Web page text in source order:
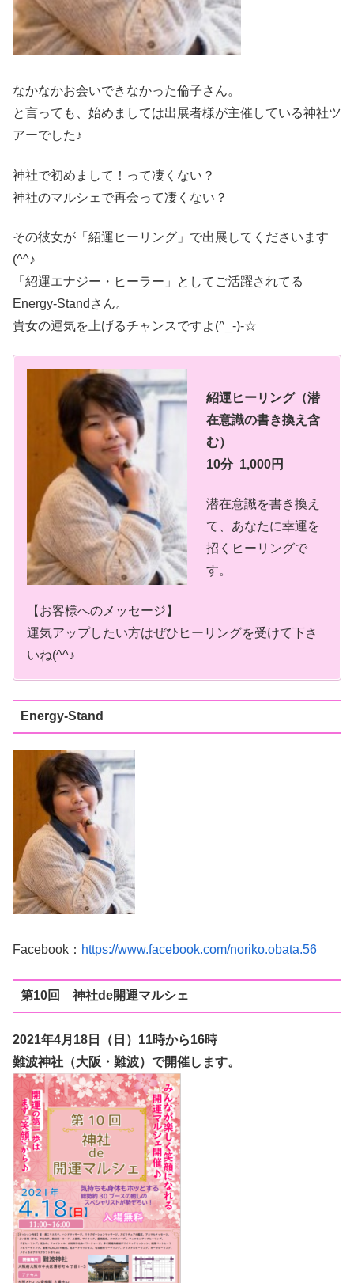
なかなかお会いできなかった倫子さん。
と言っても、始めましては出展者様が主催している神社ツ
アーでした♪
神社で初めまして！って凄くない？
神社のマルシェで再会って凄くない？
その彼女が「紹運ヒーリング」で出展してくださいます
(^^♪
「紹運エナジー・ヒーラー」としてご活躍されてる
Energy-Standさん。
貴女の運気を上げるチャンスですよ(^_-)-☆
紹運ヒーリング（潜
在意識の書き換え含
む）
10分 1,000円
潜在意識を書き換え
て、あなたに幸運を
招くヒーリングで
す。
【お客様へのメッセージ】
運気アップしたい方はぜひヒーリングを受けて下さ
いね(^^♪
Energy-Stand
Facebook： https://www.facebook.com/noriko.obata.56
第10回 神社de開運マルシェ
2021年4月18日（日 ）11時から16時
難波神社（大阪・難波）で開催します。